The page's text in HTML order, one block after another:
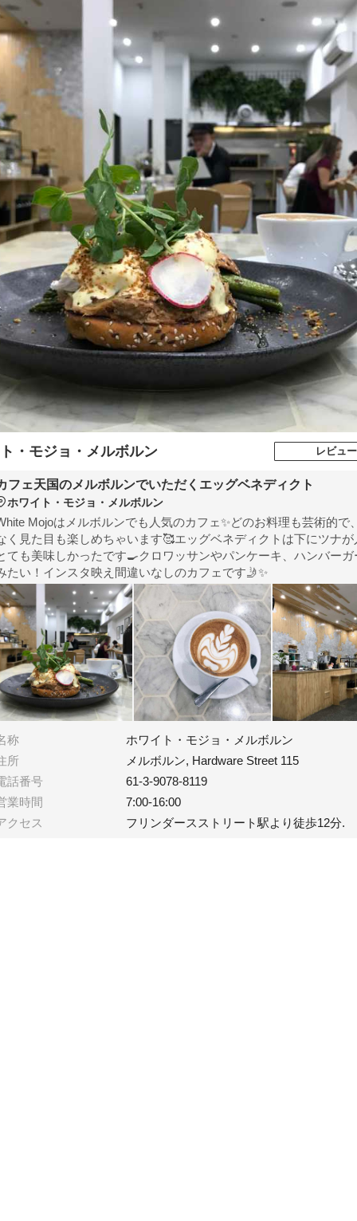
・モジョ・メルボルン レビュ
フェ天国のメルボルンでいただくエッグベネディクト
ホワイト・モジョ・メルボルン
Mojoはメルボルンでも人気のカフェ✨どのお料理も芸術的で
く見た目も楽しめちゃいます🥰エッグベネディクトは下にツナが
ても美味しかったです🍳クロワッサンやパンケーキ、ハンバーガ
たい！インスタ映え間違いなしのカフェです🤳✨
称
ホワイト・モジョ・メルボルン
所
メルボルン, Hardware Street 115
話番号
61-3-9078-8119
業時間
7:00-16:00
クセス
フリンダースストリート駅より徒歩12分.